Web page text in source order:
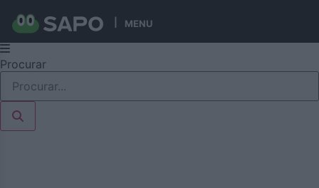
MENU
Pular
para
conteúdo
Procurar